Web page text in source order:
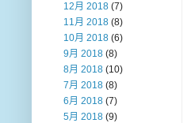
12月 2018 (7)
11月 2018 (8)
10月 2018 (6)
9月 2018 (8)
8月 2018 (10)
7月 2018 (8)
6月 2018 (7)
5月 2018 (9)